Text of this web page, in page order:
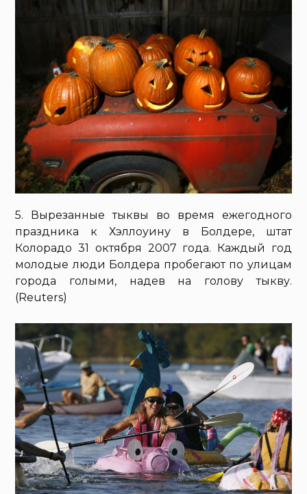
5. Вырезанные тыквы во время ежегодного
праздника к Хэллоуину в Болдере, штат
Колорадо 31 октября 2007 года. Каждый год
молодые люди Болдера пробегают по улицам
города голыми, надев на голову тыкву.
(Reuters)